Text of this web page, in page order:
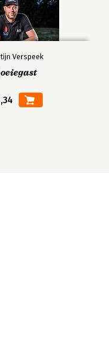
Verspeek